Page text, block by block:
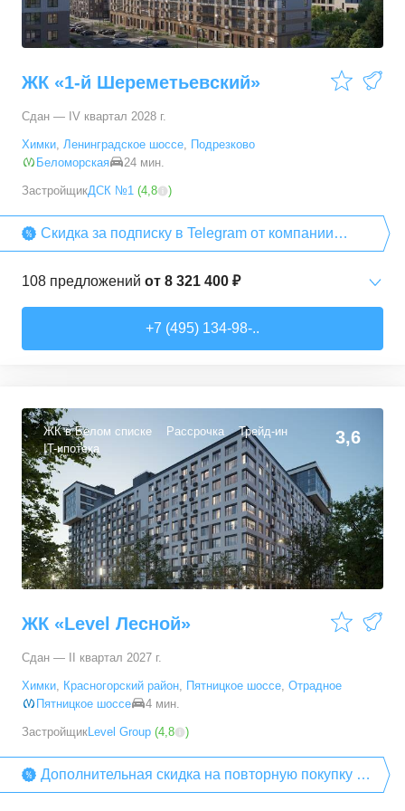
ЖК «1-й Шереметьевский»
Сдан — IV квартал 2028 г.
Химки, Ленинградское шоссе, Подрезково
Беломорская
24 мин.
ЗастройщикДСК №1 (4,8 )
Скидка за подписку в Telegram от компании
«ДСК №1»
108 предложений от 8 321 400 ₽
32,5–40,3м² 30 предложений
2-комн. кв. 14 789 120 ₽
42,7–59,5м² 50 предложений
3-комн. кв. от17 794 560 ₽
60,5–78,1м² 17 предложений
+7 (495) 134-98-..
ЖК в Белом списке Рассрочка
Трейд-ин
IT-ипотека
3,6
ЖК «Level Лесной»
Сдан — II квартал 2027 г.
Химки, Красногорский район, Пятницкое шоссе, Отрадное
Пятницкое шоссе
4 мин.
ЗастройщикLevel Group (4,8 )
Дополнительная скидка на повторную покупку от
компании «Level Group»